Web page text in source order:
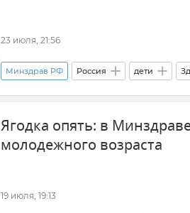
23 июля, 21:56
Минздрав РФ Россия дети
Новости
Ягодка опять: в
молодежного возраста
19 июля, 19:13